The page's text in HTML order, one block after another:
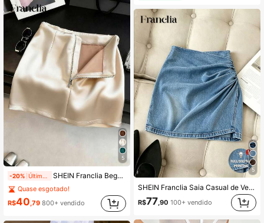
5
-20% SHEIN Franclia Bege,Verão,Elegante,Saia A-Line de Cetim de Cintura Baixa para Noite de Encontro Feminina, Saia Curta com Zíper Estilo Menina, Estilo Coreano Y2K Casual para Escritório
Quase esgotado!
R$40,79 800+ vendido
5
SHEIN Franclia Saia Casual de Verão com Efeito Denim Assimétrico
R$77 ,90 100+ vendido